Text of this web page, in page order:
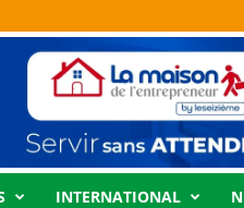
INTERNATIONAL